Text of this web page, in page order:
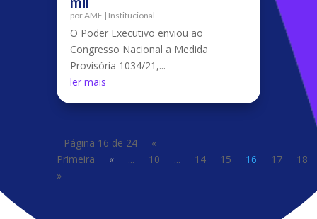
porAME | Institucional
O Poder Executivo enviou ao
Congresso Nacional a Medida
Provisória 1034/21,...
ler mais
Página 16 de 24
«
Primeira
« ... 10 ... 14 15 16 17
18
»